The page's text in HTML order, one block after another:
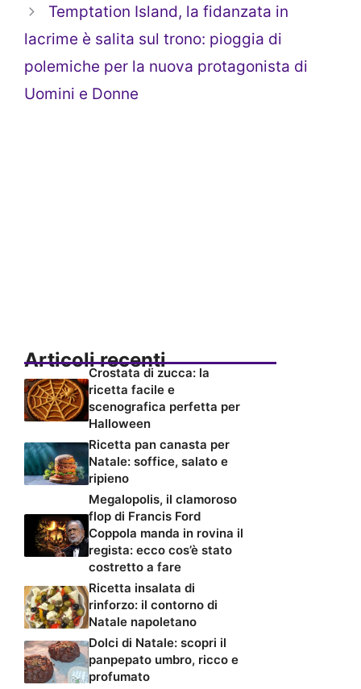
Temptation Island, la fidanzata in
lacrime è salita sul trono: pioggia di
polemiche per la nuova protagonista di
Uomini e Donne
Articoli recenti
Crostata di zucca: la
ricetta facile e
scenografica perfetta per
Halloween
Ricetta pan canasta per
Natale: soffice, salato e
ripieno
Megalopolis, il clamoroso
flop di Francis Ford
Coppola manda in rovina il
regista: ecco cos’è stato
costretto a fare
Ricetta insalata di
rinforzo: il contorno di
Natale napoletano
Dolci di Natale: scopri il
panpepato umbro, ricco e
profumato